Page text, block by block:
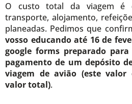
O custo total da viagem é
transporte, alojamento,
planeadas. Pedimos que
vosso educando até 16 de
google forms preparado
pagamento de um depósito
viagem de avião (este valor
valor total).